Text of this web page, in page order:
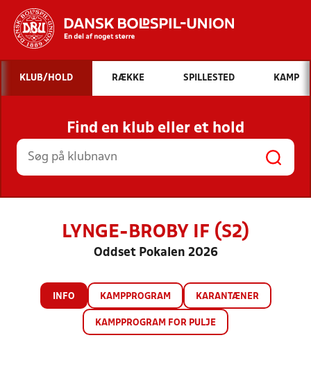
Hvad vil du søge efter?
INDHOLD OG NYHEDER
STILLINGER, RESULTATER, KLUBBER OG
HOLD
KLUB/HOLD RÆKKE SPILLESTED KAMP
Find en klub eller et hold
LYNGE-BROBY IF (S2)
Oddset Pokalen 2026
INFO KAMPPROGRAM KARANTÆNER
KAMPPROGRAM FOR PULJE